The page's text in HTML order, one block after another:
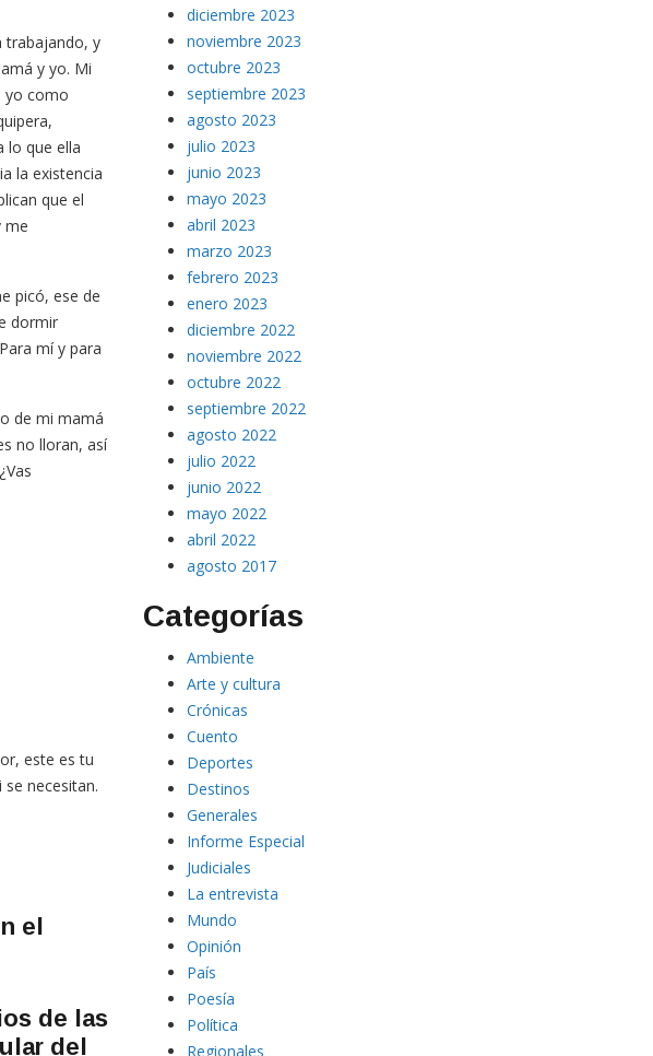
trabajando, y
y yo. Mi
yo como
lo que ella
la existencia
que el
me
picó, ese de
dormir
mí y para
de mi mamá
no lloran, así
este es tu
necesitan.
el
de las
del
diciembre 2023
noviembre 2023
octubre 2023
septiembre 2023
agosto 2023
julio 2023
junio 2023
mayo 2023
abril 2023
marzo 2023
febrero 2023
enero 2023
diciembre 2022
noviembre 2022
octubre 2022
septiembre 2022
agosto 2022
julio 2022
junio 2022
mayo 2022
abril 2022
agosto 2017
Categorías
Ambiente
Arte y cultura
Crónicas
Cuento
Deportes
Destinos
Generales
Informe Especial
Judiciales
La entrevista
Mundo
Opinión
País
Poesía
Política
Regionales